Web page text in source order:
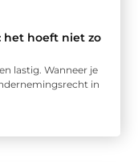
hoeft niet zo
lastig. Wanneer je
in